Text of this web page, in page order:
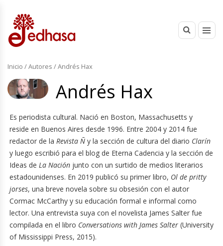
Inicio / Autores / Andrés Hax
Andrés Hax
Es periodista cultural. Nació en Boston, Massachusetts y
reside en Buenos Aires desde 1996. Entre 2004 y 2014 fue
redactor de la Revista Ñ y la sección de cultura del diario Clarín
y luego escribió para el blog de Eterna Cadencia y la sección de
Ideas de La Nación junto con un surtido de medios literarios
estadounidenses. En 2019 publicó su primer libro, Ol de pritty
jorses, una breve novela sobre su obsesión con el autor
Cormac McCarthy y su educación formal e informal como
lector. Una entrevista suya con el novelista James Salter fue
compilada en el libro Conversations with James Salter (University
of Mississippi Press, 2015).